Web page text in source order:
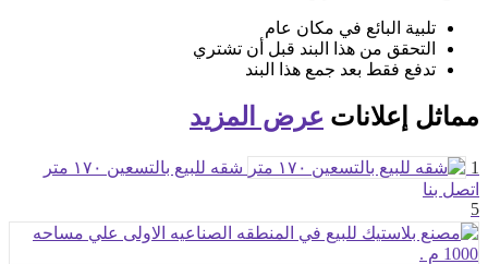
تلبية البائع في مكان عام
التحقق من هذا البند قبل أن تشتري
تدفع فقط بعد جمع هذا البند
مماثل إعلانات عرض المزيد
1
شقه للبيع بالتسعين ١٧٠ متر
اتصل بنا
5